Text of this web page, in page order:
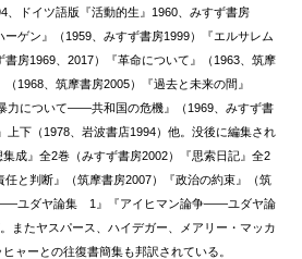
、ドイツ語版『活動的生』1960、みすず書房
ゲン』（1959、みすず書房1999）『エルサレム
房1969、2017）『革命について』（1963、筑摩
1968、筑摩書房2005）『過去と未来の間』
力について——共和国の危機』（1969、みすず書
上下（1978、岩波書店1994）他。没後に編集され
成』全2巻（みすず書房2002）『思索日記』全2
と判断』（筑摩書房2007）『政治の約束』（筑
ユダヤ論集 1』『アイヒマン論争——ユダヤ論
またヤスパース、ハイデガー、メアリー・マッカ
ャーとの往復書簡集も邦訳されている。